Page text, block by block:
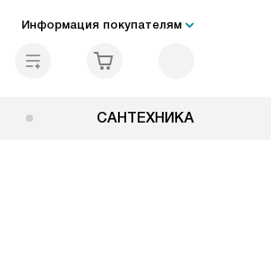
Информация покупателям
САНТЕХНИКА